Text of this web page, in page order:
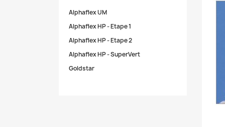
Alphaflex UM
Alphaflex HP - Etape 1
Alphaflex HP - Etape 2
Alphaflex HP - SuperVert
Goldstar